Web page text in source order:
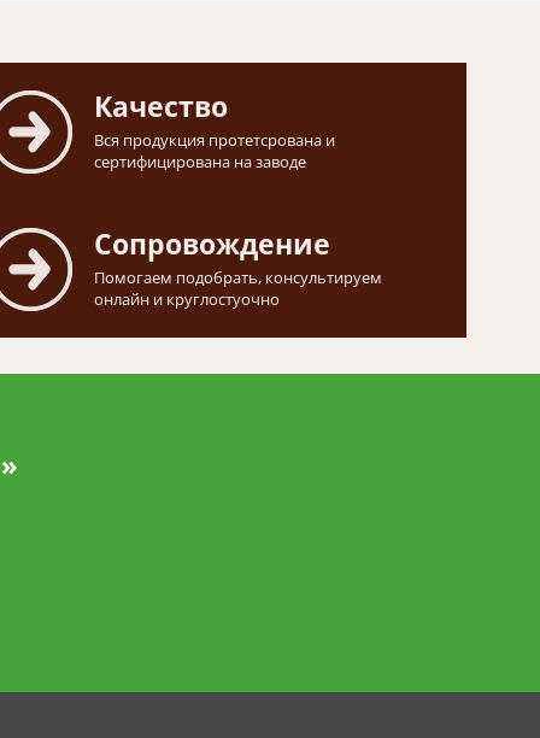
Качество
Вся продукция протетсрована и
сертифицирована на заводе
Сопровождение
Помогаем подобрать, консультируем
онлайн и круглостуочно